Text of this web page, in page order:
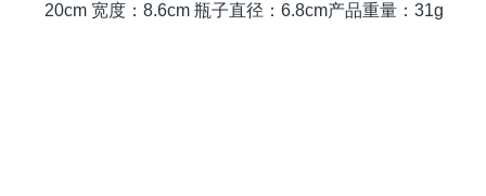
20cm 宽度：8.6cm 瓶子直径：6.8cm产品重量：31g